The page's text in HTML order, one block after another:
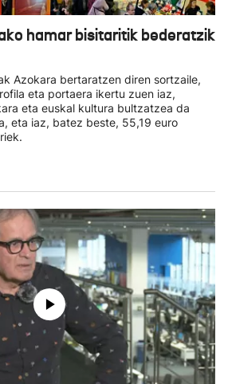
hamar bisitaritik bederatzik
Azokara bertaratzen diren sortzaile,
eta portaera ikertu zuen iaz,
eta euskal kultura bultzatzea da
eta iaz, batez beste, 55,19 euro